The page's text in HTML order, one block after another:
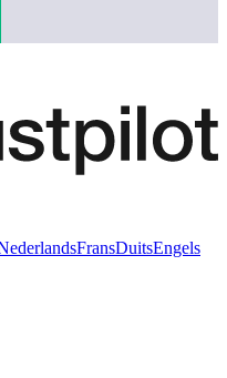
FransDuitsEngels